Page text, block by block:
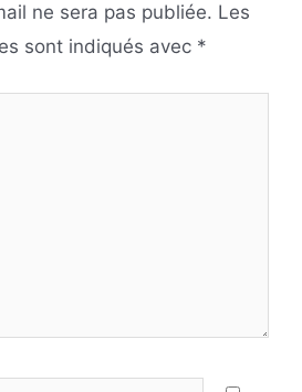
ne sera pas publiée. Les
sont indiqués avec *